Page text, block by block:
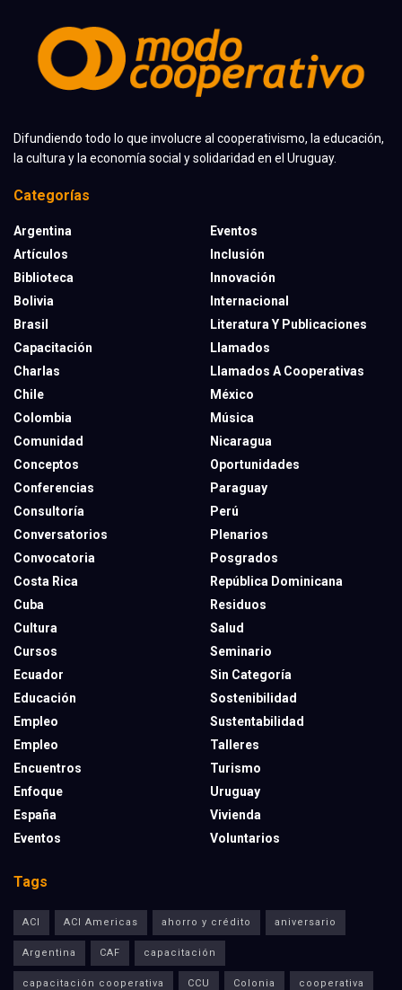
Difundiendo todo lo que involucre al cooperativismo, la educación,
la cultura y la economía social y solidaridad en el Uruguay.
Categorías
Argentina
Artículos
Biblioteca
Bolivia
Brasil
Capacitación
Charlas
Chile
Colombia
Comunidad
Conceptos
Conferencias
Consultoría
Conversatorios
Convocatoria
Costa Rica
Cuba
Cultura
Cursos
Ecuador
Educación
Empleo
Empleo
Encuentros
Enfoque
España
Eventos
Eventos
Inclusión
Innovación
Internacional
Literatura Y Publicaciones
Llamados
Llamados A Cooperativas
México
Música
Nicaragua
Oportunidades
Paraguay
Perú
Plenarios
Posgrados
República Dominicana
Residuos
Salud
Seminario
Sin Categoría
Sostenibilidad
Sustentabilidad
Talleres
Turismo
Uruguay
Vivienda
Voluntarios
Tags
ACI ACI Americas ahorro y crédito aniversario
Argentina CAF capacitación
capacitación cooperativa CCU Colonia cooperativa